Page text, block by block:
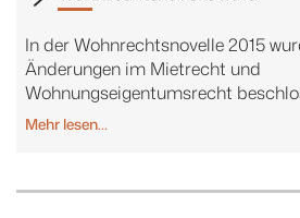
In der Wohnrechtsnovelle 2015
Änderungen im Mietrecht und
Wohnungseigentumsrecht
Mehr lesen…